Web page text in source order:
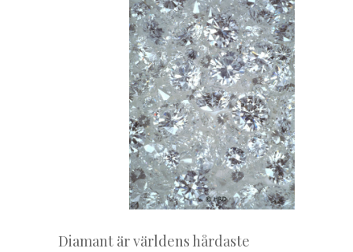
Diamant är världens hårdaste